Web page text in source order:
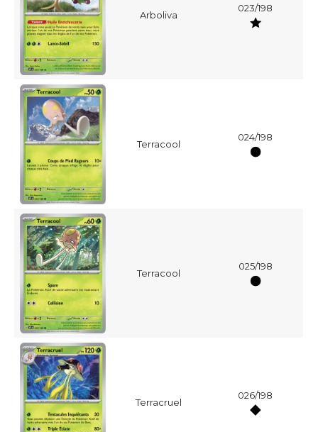
Arboliva
023/198
Terracool
024/198
Terracool
025/198
Terracruel
026/198